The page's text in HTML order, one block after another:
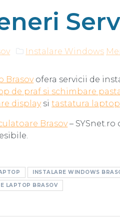
Instalare Windows
Brasovofera servicii de
de praf si schimbare
displaysitastatura laptop
Brasov– SYSnet.ro
INSTALARE WINDOWS
LAPTOP BRASOV